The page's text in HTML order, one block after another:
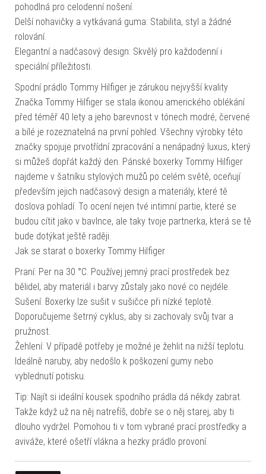
pohodlná pro celodenní nošení.
Delší nohavičky a vytkávaná guma: Stabilita, styl a žádné
rolování.
Elegantní a nadčasový design: Skvělý pro každodenní i
speciální příležitosti.
Spodní prádlo Tommy Hilfiger je zárukou nejvyšší kvality
Značka Tommy Hilfiger se stala ikonou amerického oblékání
před téměř 40 lety a jeho barevnost v tónech modré, červené
a bílé je rozeznatelná na první pohled. Všechny výrobky této
značky spojuje prvotřídní zpracování a nenápadný luxus, který
si můžeš dopřát každý den. Pánské boxerky Tommy Hilfiger
najdeme v šatníku stylových mužů po celém světě, oceňují
především jejich nadčasový design a materiály, které tě
doslova pohladí. To ocení nejen tvé intimní partie, které se
budou cítit jako v bavlnce, ale taky tvoje partnerka, která se tě
bude dotýkat ještě raději.
Jak se starat o boxerky Tommy Hilfiger
Praní: Per na 30 °C. Používej jemný prací prostředek bez
bělidel, aby materiál i barvy zůstaly jako nové co nejdéle.
Sušení: Boxerky lze sušit v sušičce při nízké teplotě.
Doporučujeme šetrný cyklus, aby si zachovaly svůj tvar a
pružnost.
Žehlení: V případě potřeby je možné je žehlit na nižší teplotu.
Ideálně naruby, aby nedošlo k poškození gumy nebo
vyblednutí potisku.
Tip: Najít si ideální kousek spodního prádla dá někdy zabrat.
Takže když už na něj natrefíš, dobře se o něj starej, aby ti
dlouho vydržel. Pomohou ti v tom vybrané prací prostředky a
aviváže, které ošetří vlákna a hezky prádlo provoní.